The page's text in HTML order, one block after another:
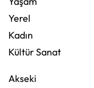
Yerel
Kadın
Kültür Sanat
Akseki